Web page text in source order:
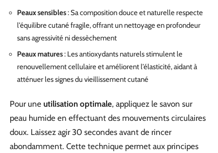
Peaux sensibles: Sa composition douce et naturelle respecte
l’équilibre cutané fragile, offrant un nettoyage en profondeur
sans agressivité ni dessèchement
Peaux matures: Les antioxydants naturels stimulent le
renouvellement cellulaire et améliorent l’élasticité, aidant à
atténuer les signes du vieillissement cutané
Pour une utilisation optimale, appliquez le savon sur
peau humide en effectuant des mouvements circulaires
doux. Laissez agir 30 secondes avant de rincer
abondamment. Cette technique permet aux principes